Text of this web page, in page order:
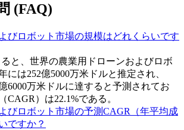
(FAQ)
びロボット市場の規模はどれくらいです
ると、世界の農業用ドローンおよびロボ
には252億5000万米ドルと推定され、
6000万米ドルに達すると予測されてお
CAGR）は22.1%である。
びロボット市場の予測CAGR（年平均成
ですか？